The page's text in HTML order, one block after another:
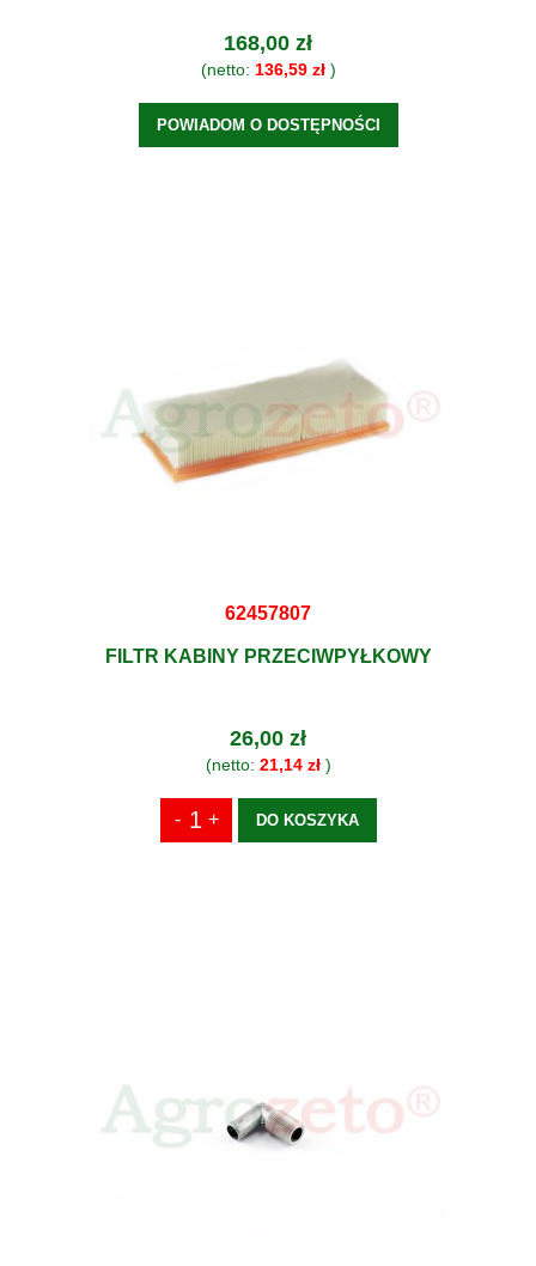
168,00 zł
(netto: 136,59 zł)
POWIADOM O DOSTĘPNOŚCI
62457807
FILTR KABINY PRZECIWPYŁKOWY
26,00 zł
(netto: 21,14 zł)
DO KOSZYKA